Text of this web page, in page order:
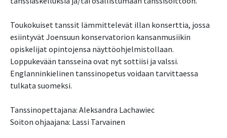
Toukokuiset tanssit lämmittelevät illan konserttia, jossa
esiintyvät Joensuun konservatorion kansanmusiikin
opiskelijat opintojensa näyttöohjelmistollaan.
Loppukevään tansseina ovat nyt sottiisi ja valssi.
Englanninkielinen tanssinopetus voidaan tarvittaessa
tulkata suomeksi.
Tanssinopettajana: Aleksandra Lachawiec
Soiton ohjaajana: Lassi Tarvainen